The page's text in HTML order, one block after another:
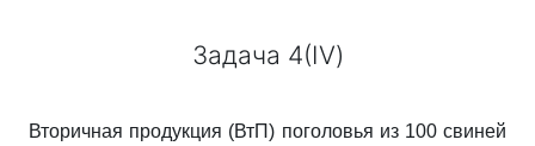
Задача 4(IV)
Вторичная продукция (ВтП) поголовья из 100 свиней